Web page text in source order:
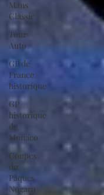
Mans
Classic
Tour
Auto
GP de
France
historique
GP
historique
de
Monaco
Coupes
de
Pâques
Nogaro